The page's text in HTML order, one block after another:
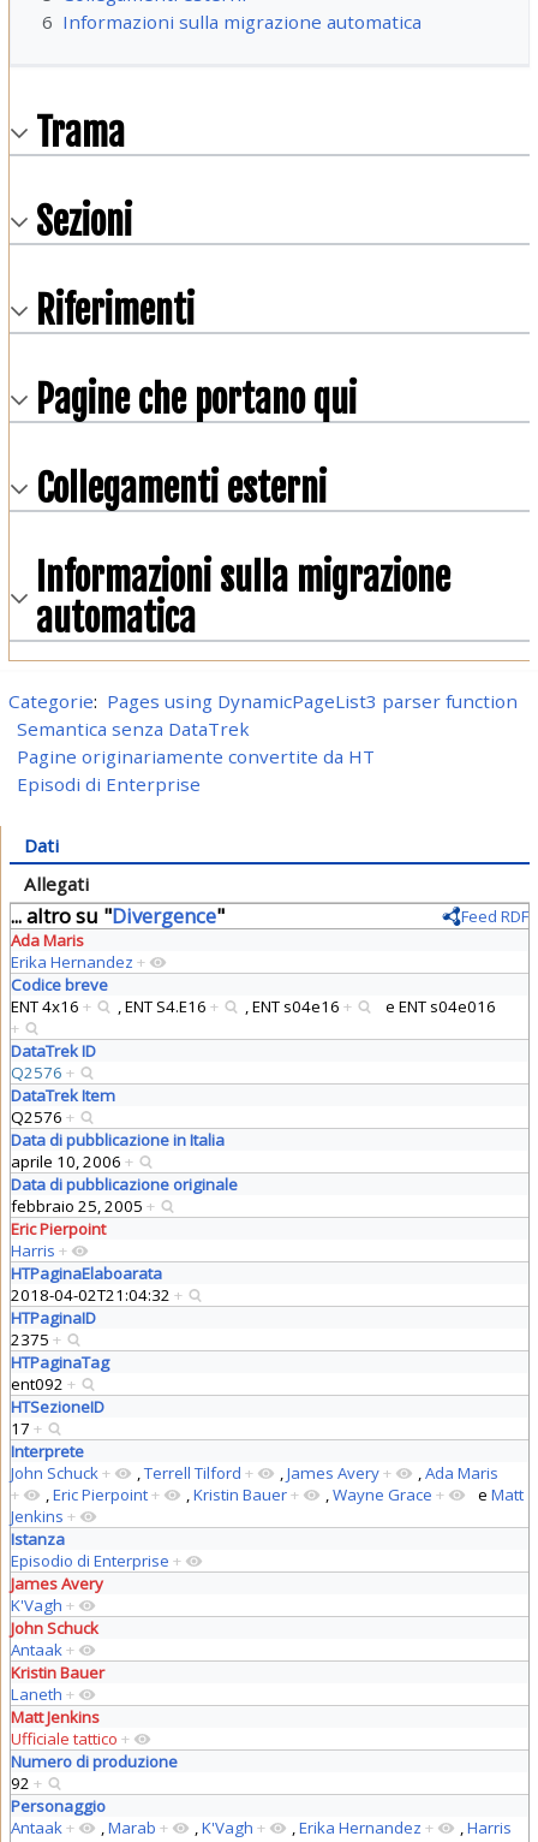
6 Informazioni sulla migrazione automatica
Trama
Sezioni
Riferimenti
Pagine che portano qui
Collegamenti esterni
Informazioni sulla migrazione
automatica
Categorie: Pages using DynamicPageList3 parser function
Semantica senza DataTrek
Pagine originariamente convertite da HT
Episodi di Enterprise
Dati
Allegati
... altro su "Divergence"
Feed RDF
Ada Maris
Erika Hernandez +
Codice breve
ENT 4x16 + ,ENT S4.E16 + ,ENT s04e16 + e ENT s04e016
+
DataTrek ID
Q2576 +
DataTrek Item
Q2576 +
Data di pubblicazione in Italia
aprile 10, 2006 +
Data di pubblicazione originale
febbraio 25, 2005 +
Eric Pierpoint
Harris +
HTPaginaElaboarata
2018-04-02T21:04:32 +
HTPaginaID
2375 +
HTPaginaTag
ent092 +
HTSezioneID
17 +
Interprete
John Schuck+ ,Terrell Tilford + ,James Avery+ ,Ada Maris
+
,Eric Pierpoint+ ,Kristin Bauer+ ,Wayne Grace + e Matt
Jenkins +
Istanza
Episodio di Enterprise +
James Avery
K'Vagh +
John Schuck
Antaak+
Kristin Bauer
Laneth +
Matt Jenkins
Ufficiale tattico +
Numero di produzione
92 +
Personaggio
Antaak+ ,Marab + ,K'Vagh + ,Erika Hernandez + ,Harris